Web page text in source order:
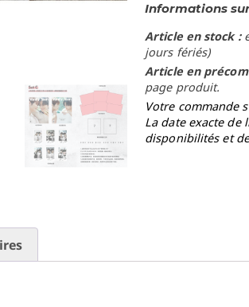
Informations
Article en stock :
jours fériés)
Article en
page produit.
Votre commande
La date exacte
disponibilités et